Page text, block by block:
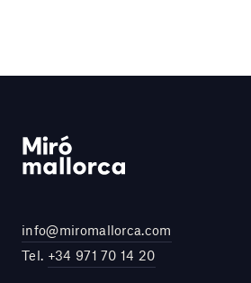
info@miromallorca.com
Tel. +34 971 70 14 20